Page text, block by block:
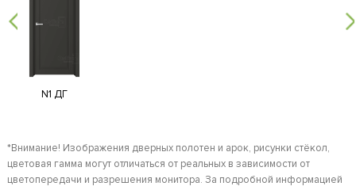
N1 ДГ
*Внимание! Изображения дверных полотен и арок, рисунки стёкол,
цветовая гамма могут отличаться от реальных в зависимости от
цветопередачи и разрешения монитора. За подробной информацией